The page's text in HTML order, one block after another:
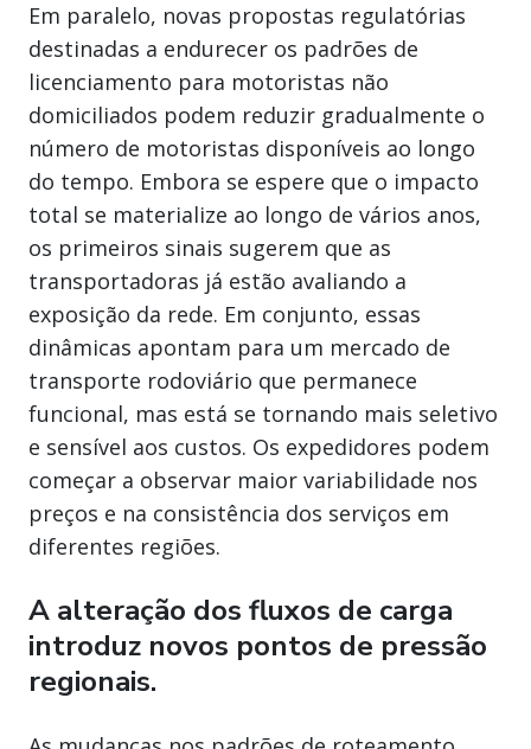
Em paralelo, novas propostas regulatórias
destinadas a endurecer os padrões de
licenciamento para motoristas não
domiciliados podem reduzir gradualmente o
número de motoristas disponíveis ao longo
do tempo. Embora se espere que o impacto
total se materialize ao longo de vários anos,
os primeiros sinais sugerem que as
transportadoras já estão avaliando a
exposição da rede. Em conjunto, essas
dinâmicas apontam para um mercado de
transporte rodoviário que permanece
funcional, mas está se tornando mais seletivo
e sensível aos custos. Os expedidores podem
começar a observar maior variabilidade nos
preços e na consistência dos serviços em
diferentes regiões.
A alteração dos fluxos de carga
introduz novos pontos de pressão
regionais.